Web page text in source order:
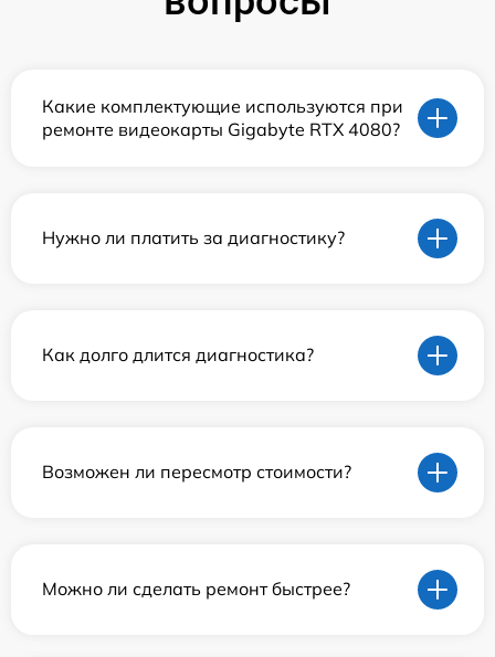
Какие комплектующие используются при
ремонте видеокарты Gigabyte RTX 4080?
Нужно ли платить за диагностику?
Как долго длится диагностика?
Возможен ли пересмотр стоимости?
Можно ли сделать ремонт быстрее?